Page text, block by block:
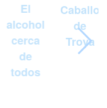
El
alcohol
cerca
de
todos
Caballo
de
Troya